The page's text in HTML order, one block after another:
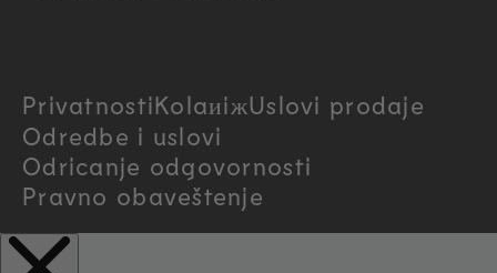
y
/
r
PrivatnostiKolaиiжUslovi prodaje
Odredbe i uslovi
Odricanje odgovornosti
Pravno obaveštenje